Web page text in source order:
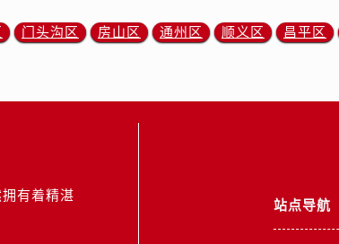
门头沟区 房山区 通州区 顺义区 昌平区
有着精湛
站点导航